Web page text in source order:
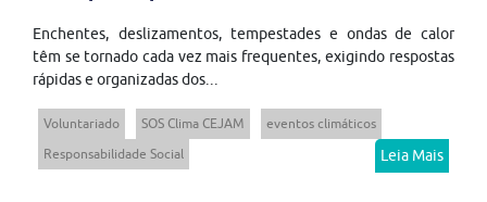
Enchentes, deslizamentos, tempestades e ondas de calor
têm se tornado cada vez mais frequentes, exigindo respostas
rápidas e organizadas dos...
Voluntariado SOS Clima CEJAM
eventos climáticos
Responsabilidade Social
Leia Mais